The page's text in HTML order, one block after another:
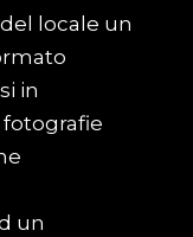
locale un
in
un